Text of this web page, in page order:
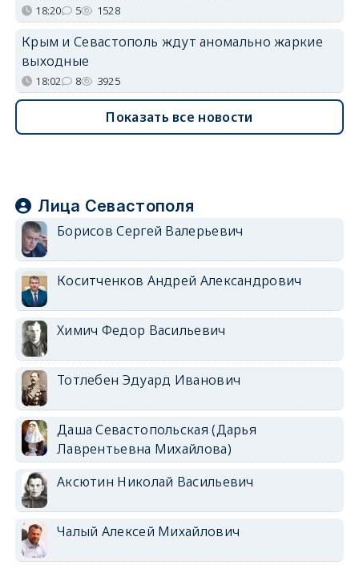
18:20 5 1528
Крым и Севастополь ждут аномально жаркие
выходные
18:02 8 3925
Показать все новости
Лица Севастополя
Борисов Сергей Валерьевич
Коситченков Андрей Александрович
Химич Федор Васильевич
Тотлебен Эдуард Иванович
Даша Севастопольская (Дарья
Лаврентьевна Михайлова)
Аксютин Николай Васильевич
Чалый Алексей Михайлович